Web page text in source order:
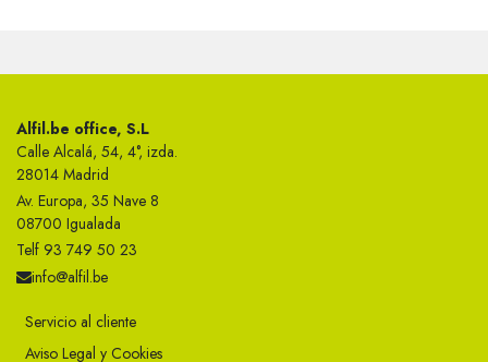
Alfil.be office, S.L
Calle Alcalá, 54, 4°, izda.
28014 Madrid
Av. Europa, 35 Nave 8
08700 Igualada
Telf 93 749 50 23
info@alfil.be
Servicio al cliente
Aviso Legal y Cookies